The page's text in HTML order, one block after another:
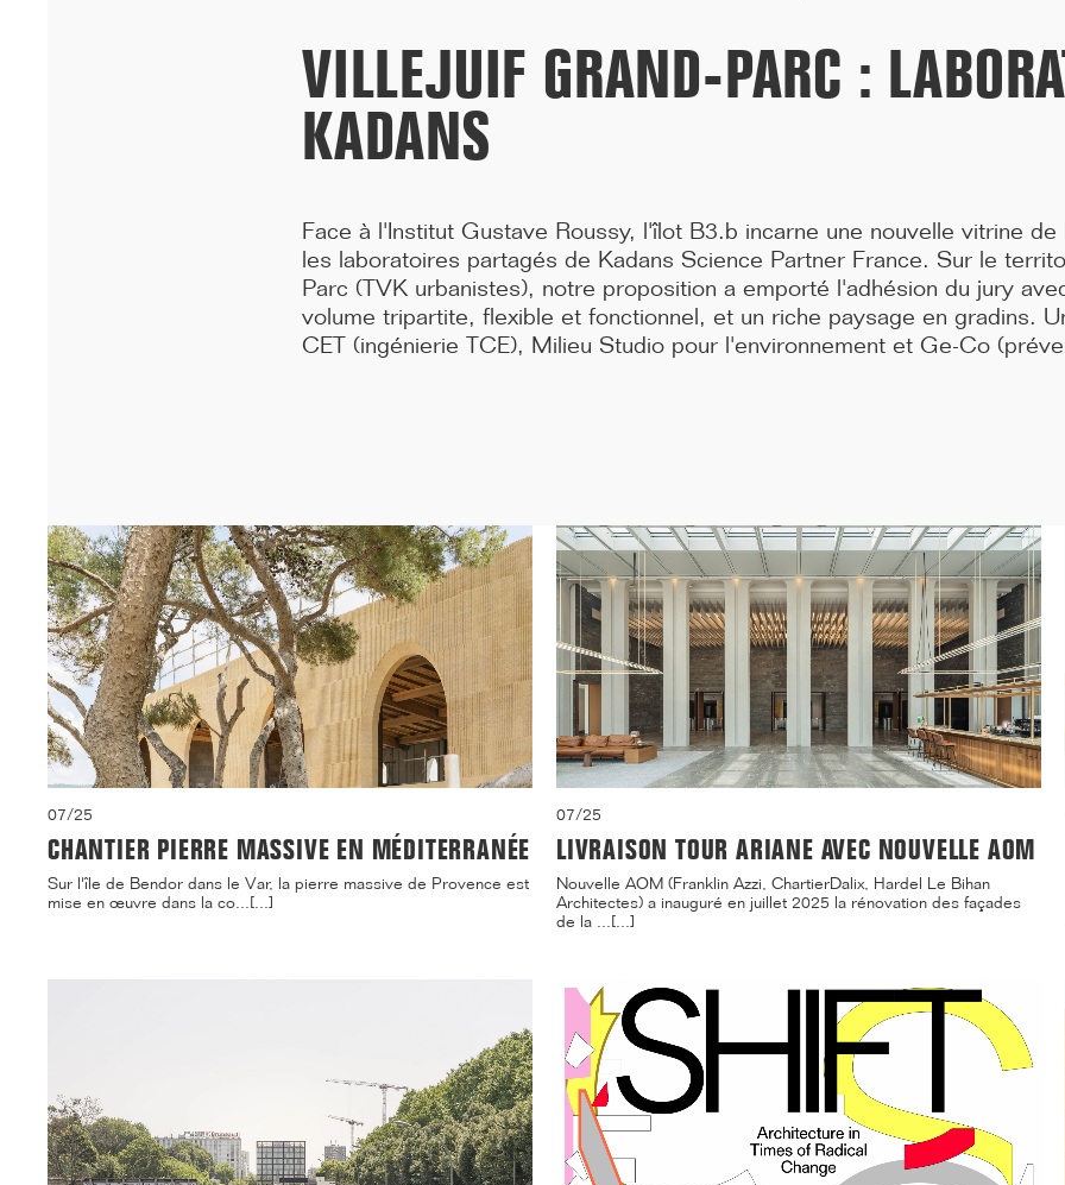
CHICAGO ARCHITECTURE BIENNIAL OPENING
09/25
LAURÉATS GRAND PRIX BBCA 2025
07/25
CHANTIER PIERRE MASSIVE EN MÉDITERRANÉE
Sur l'île de Bendor dans le Var, la pierre massive de Provence est
mise en œuvre dans la co...[...]
07/25
LIVRAISON TOUR ARIANE AVEC NOUVELLE AOM
Nouvelle AOM (Franklin Azzi, ChartierDalix, Hardel Le Bihan
Architectes) a inauguré en juillet 2025 la rénovation des façades
de la ...[...]
VILLEJUIF GRAND-PARC :
KADANS
Face à l'Institut Gustave Roussy, l'îlot B3.b incarne une nouvelle vitrine
les laboratoires partagés de Kadans Science Partner France. Sur le
Parc (TVK urbanistes), notre proposition a emporté l'adhésion du jury
volume tripartite, flexible et fonctionnel, et un riche paysage en gradins.
CET (ingénierie TCE), Milieu Studio pour l'environnement et Ge-Co